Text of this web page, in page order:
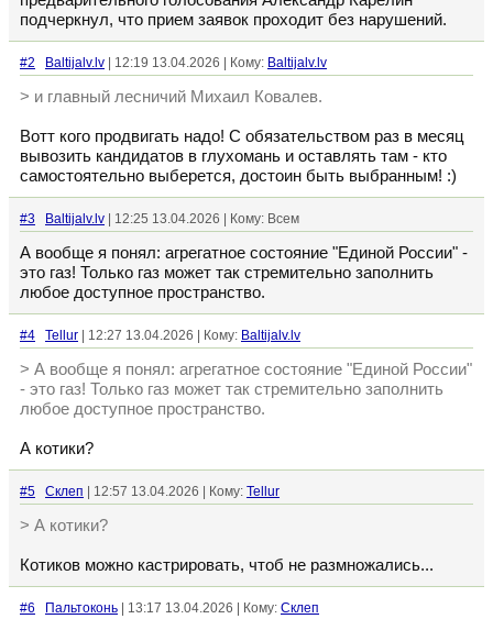
подчеркнул, что прием заявок проходит без нарушений.
#2 Baltijalv.lv | 12:19 13.04.2026 | Кому: Baltijalv.lv
> и главный лесничий Михаил Ковалев.
Вотт кого продвигать надо! С обязательством раз в месяц
вывозить кандидатов в глухомань и оставлять там - кто
самостоятельно выберется, достоин быть выбранным! :)
#3 Baltijalv.lv | 12:25 13.04.2026 | Кому: Всем
А вообще я понял: агрегатное состояние "Единой России" -
это газ! Только газ может так стремительно заполнить
любое доступное пространство.
#4 Tellur | 12:27 13.04.2026 | Кому: Baltijalv.lv
> А вообще я понял: агрегатное состояние "Единой России"
- это газ! Только газ может так стремительно заполнить
любое доступное пространство.
А котики?
#5 Склеп | 12:57 13.04.2026 | Кому: Tellur
> А котики?
Котиков можно кастрировать, чтоб не размножались...
#6 Пальтоконь | 13:17 13.04.2026 | Кому: Склеп